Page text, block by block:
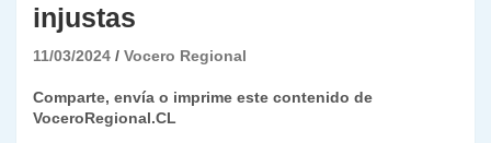
injustas
11/03/2024 Vocero Regional
Comparte, envía o imprime este contenido de
VoceroRegional.CL